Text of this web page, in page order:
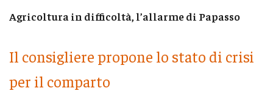
Agricoltura in difficoltà, l’allarme di Papasso
Il consigliere propone lo stato di crisi
per il comparto